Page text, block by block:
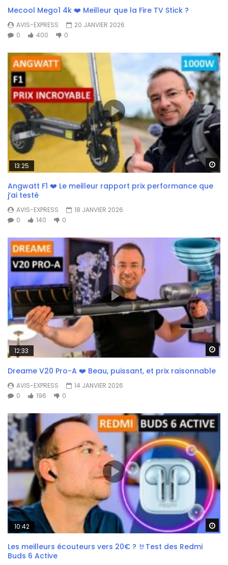
Mecool Mego1 4k ❤️ Meilleur que la Fire TV Stick ?
AVIS-EXPRESS
20 JANVIER 2026
0
400 0
13:25
Angwatt F1 ❤️ Le meilleur rapport prix performance que
j’ai testé
AVIS-EXPRESS
18 JANVIER 2026
0
140 0
12:33
Dreame V20 Pro-A ❤️ Beau, puissant, et prix raisonnable
AVIS-EXPRESS
14 JANVIER 2026
0
196 0
10:42
Les meilleurs écouteurs vers 20€ ? 🤘Test des Redmi
Buds 6 Active